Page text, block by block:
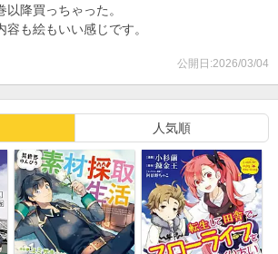
以降買っちゃった。
も絵もいい感じです。
公開日:2026/03/04
人気順